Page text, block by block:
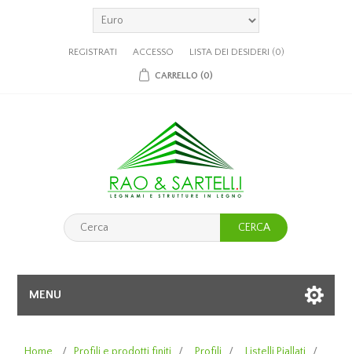
REGISTRATI ACCESSO LISTA DEI DESIDERI (0)
CARRELLO (0)
CERCA
MENU